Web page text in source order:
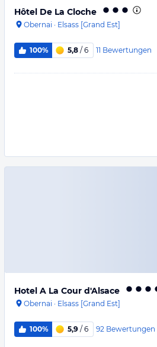
Hôtel De La Cloche
Obernai · Elsass [Grand Est]
100% 5,8 / 6 11 Bewertungen
Hotel A La Cour d'Alsace
Obernai · Elsass [Grand Est]
100% 5,9 / 6 92 Bewertungen